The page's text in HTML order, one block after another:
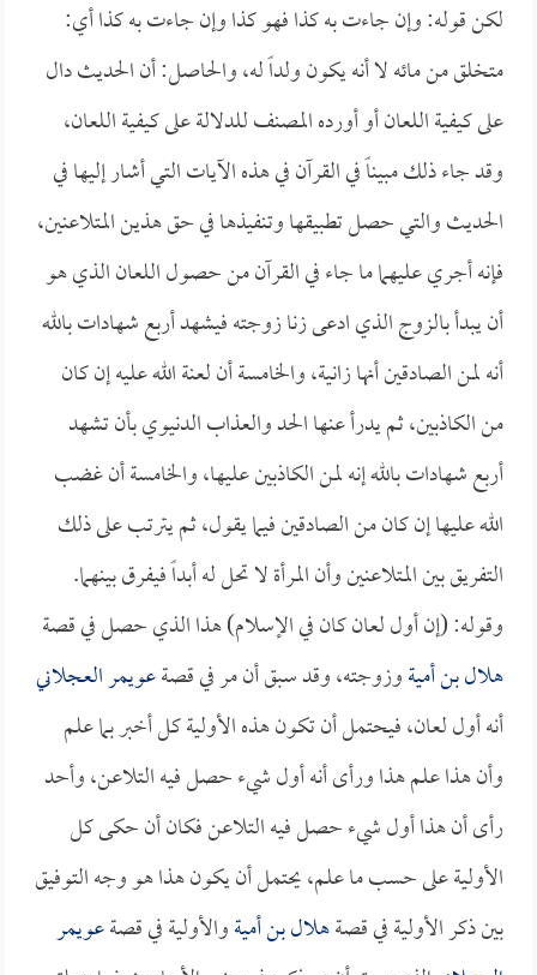
لكن قوله: وإن جاءت به كذا فهو كذا وإن جاءت به كذا أي:
متخلق من مائه لا أنه يكون ولداً له، والحاصل: أن الحديث دال
على كيفية اللعان أو أورده المصنف للدلالة على كيفية اللعان،
وقد جاء ذلك مبيناً في القرآن في هذه الآيات التي أشار إليها في
الحديث والتي حصل تطبيقها وتنفيذها في حق هذين المتلاعنين،
فإنه أجري عليهما ما جاء في القرآن من حصول اللعان الذي هو
أن يبدأ بالزوج الذي ادعى زنا زوجته فيشهد أربع شهادات بالله
أنه لمن الصادقين أنها زانية، والخامسة أن لعنة الله عليه إن كان
من الكاذبين، ثم يدرأ عنها الحد والعذاب الدنيوي بأن تشهد
أربع شهادات بالله إنه لمن الكاذبين عليها، والخامسة أن غضب
الله عليها إن كان من الصادقين فيما يقول، ثم يترتب على ذلك
التفريق بين المتلاعنين وأن المرأة لا تحل له أبداً فيفرق بينهما.
وقوله: (إن أول لعان كان في الإسلام) هذا الذي حصل في قصة
هلال بن أميةوزوجته، وقد سبق أن مر في قصةعويمر العجلاني
أنه أول لعان، فيحتمل أن تكون هذه الأولية كل أخبر بما علم
وأن هذا علم هذا ورأى أنه أول شيء حصل فيه التلاعن، وأحد
رأى أن هذا أول شيء حصل فيه التلاعن فكان أن حكى كل
الأولية على حسب ما علم، يحتمل أن يكون هذا هو وجه التوفيق
بين ذكر الأولية في قصةهلال بن أميةوالأولية في قصةعويمر